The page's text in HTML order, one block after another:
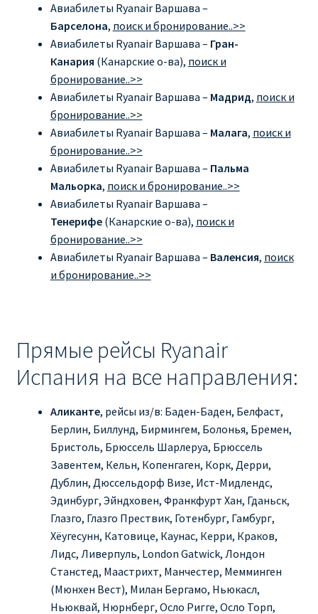
Барселона
БИЛЕТЫ RYANAIR | ПОИСК ЛУЧШЕЙ ЦЕНЫ |
БРОНИРОВАНИЕ
БИЛЕТЫ RYANAIR НА ЗАВТРА КУПИТЬ ОНЛАЙН
ДЕШЕВЫЕ АВИАБИЛЕТЫ В БАРСЕЛОНУ
ДЕШЕВЫЕ АВИАБИЛЕТЫ В БЕРЛИН
ДЕШЕВЫЕ АВИАБИЛЕТЫ В БУХАРЕСТ
ДЕШЕВЫЕ АВИАБИЛЕТЫ В ВАРШАВУ
ДЕШЕВЫЕ АВИАБИЛЕТЫ В ЛОНДОН
ДЕШЕВЫЕ АВИАБИЛЕТЫ В МИЛАН
ДЕШЕВЫЕ АВИАБИЛЕТЫ В ПАРИЖ
ДЕШЕВЫЕ АВИАБИЛЕТЫ НА КИПР
ИНФОРМАЦИЯ ДЛЯ ПАССАЖИРОВ
ВЫБОР И БРОНИРОВАНИЯ МЕСТ В RYANAIR
ЗАДЕРЖКА, ОТМЕНА, ПЕРЕНОС РЕЙСОВ RYANAIR
ИЗМЕНЕНИЕ БРОНИРОВАНИЯ
Авиабилеты Ryanair Варшава –
Барселона, поиск и бронирование..>>
Авиабилеты Ryanair Варшава – Гран-
Канария (Канарские о-ва), поиск и
бронирование..>>
Авиабилеты Ryanair Варшава – Мадрид, поиск и
бронирование..>>
Авиабилеты Ryanair Варшава – Малага, поиск и
бронирование..>>
Авиабилеты Ryanair Варшава – Пальма
Мальорка, поиск и бронирование..>>
Авиабилеты Ryanair Варшава –
Тенерифе (Канарские о-ва), поиск и
бронирование..>>
Авиабилеты Ryanair Варшава – Валенсия, поиск
и бронирование..>>
Прямые рейсы Ryanair
Испания на все направления:
Аликанте, рейсы из/в: Баден-Баден, Белфаст,
Берлин, Биллунд, Бирмингем, Болонья, Бремен,
Бристоль, Брюссель Шарлеруа, Брюссель
Завентем, Кельн, Копенгаген, Корк, Дерри,
Дублин, Дюссельдорф Визе, Ист-Мидлендс,
Эдинбург, Эйндховен, Франкфурт Хан, Гданьск,
Глазго, Глазго Прествик, Готенбург, Гамбург,
Хёугесунн, Катовице, Каунас, Керри, Краков,
Лидс, Ливерпуль, London Gatwick, Лондон
Станстед, Маастрихт, Манчестер, Мемминген
(Мюнхен Вест), Милан Бергамо, Ньюкасл,
Ньюквай, Нюрнберг, Осло Ригге, Осло Торп,